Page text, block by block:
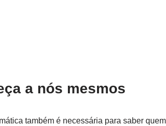
a nós mesmos
também é necessária para saber